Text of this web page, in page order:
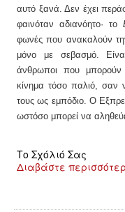
αυτό ξανά. Δεν έχει
φαινόταν αδιανόητο· το
φωνές που ανακαλούν
μόνο με σεβασμό.
άνθρωποι που
κίνημα τόσο παλιό, σαν
τους ως εμπόδιο. Ο
ωστόσο μπορεί να
Το Σχόλιό Σας
Διαβάστε